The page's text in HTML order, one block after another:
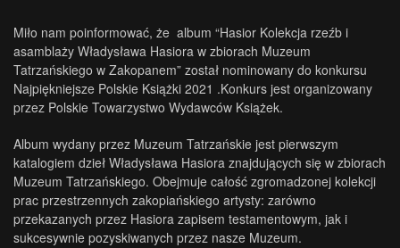
Miło nam poinformować, że album “Hasior Kolekcja rzeźb i
asamblaży Władysława Hasiora w zbiorach Muzeum
Tatrzańskiego w Zakopanem” został nominowany do konkursu
Najpiękniejsze Polskie Książki 2021 .Konkurs jest organizowany
przez Polskie Towarzystwo Wydawców Książek.
Album wydany przez Muzeum Tatrzańskie jest pierwszym
katalogiem dzieł Władysława Hasiora znajdujących się w zbiorach
Muzeum Tatrzańskiego. Obejmuje całość zgromadzonej kolekcji
prac przestrzennych zakopiańskiego artysty: zarówno
przekazanych przez Hasiora zapisem testamentowym, jak i
sukcesywnie pozyskiwanych przez nasze Muzeum.